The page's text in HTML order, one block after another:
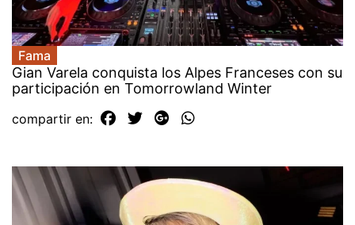
Fama
Gian Varela conquista los Alpes Franceses con su
participación en Tomorrowland Winter
compartir en: